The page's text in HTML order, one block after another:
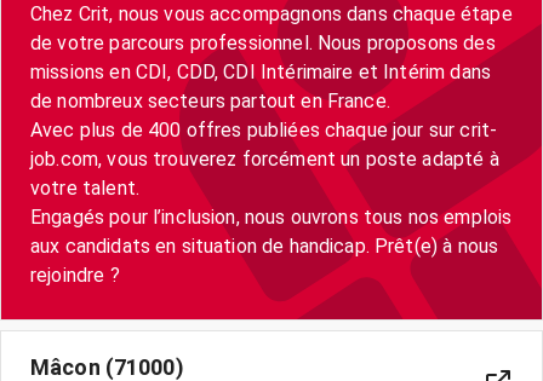
Chez Crit, nous vous accompagnons dans chaque étape
de votre parcours professionnel. Nous proposons des
missions en CDI, CDD, CDI Intérimaire et Intérim dans
de nombreux secteurs partout en France.
Avec plus de 400 offres publiées chaque jour sur crit-
job.com, vous trouverez forcément un poste adapté à
votre talent.
Engagés pour l’inclusion, nous ouvrons tous nos emplois
aux candidats en situation de handicap. Prêt(e) à nous
Mâcon (71000)